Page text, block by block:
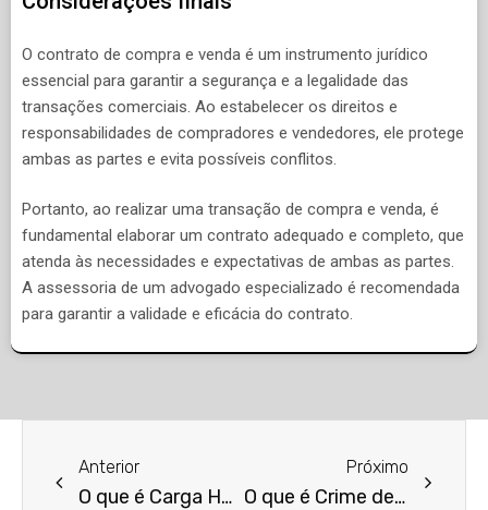
O contrato de compra e venda é um instrumento jurídico
essencial para garantir a segurança e a legalidade das
transações comerciais. Ao estabelecer os direitos e
responsabilidades de compradores e vendedores, ele protege
ambas as partes e evita possíveis conflitos.
Portanto, ao realizar uma transação de compra e venda, é
fundamental elaborar um contrato adequado e completo, que
atenda às necessidades e expectativas de ambas as partes.
A assessoria de um advogado especializado é recomendada
para garantir a validade e eficácia do contrato.
Anterior
O que é Carga Horária de Trabalho?
Próximo
O que é Crime de Roubo?